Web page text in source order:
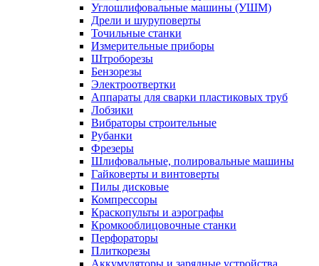
Углошлифовальные машины (УШМ)
Дрели и шуруповерты
Точильные станки
Измерительные приборы
Штроборезы
Бензорезы
Электроотвертки
Аппараты для сварки пластиковых труб
Лобзики
Вибраторы строительные
Рубанки
Фрезеры
Шлифовальные, полировальные машины
Гайковерты и винтоверты
Пилы дисковые
Компрессоры
Краскопульты и аэрографы
Кромкооблицовочные станки
Перфораторы
Плиткорезы
Аккумуляторы и зарядные устройства